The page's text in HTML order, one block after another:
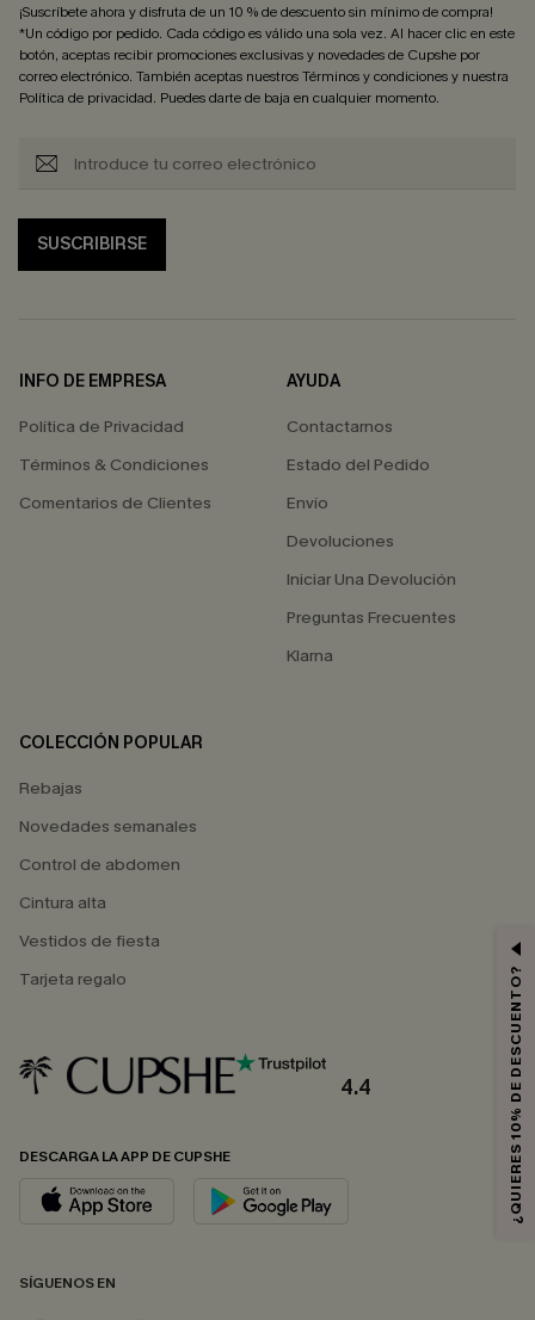
¡Suscríbete ahora y disfruta de un 10 % de descuento sin mínimo de compra!
*Un código por pedido. Cada código es válido una sola vez. Al hacer clic en este
botón, aceptas recibir promociones exclusivas y novedades de Cupshe por
correo electrónico. También aceptas nuestrosTérminos y condicionesy nuestra
Política de privacidad. Puedes darte de baja en cualquier momento.
SUSCRIBIRSE
INFO DE EMPRESA
Política de Privacidad
Términos & Condiciones
Comentarios de Clientes
AYUDA
Contactarnos
Estado del Pedido
Envío
Devoluciones
Iniciar Una Devolución
Preguntas Frecuentes
Klarna
COLECCIÓN POPULAR
Rebajas
Novedades semanales
Control de abdomen
Cintura alta
Vestidos de fiesta
Tarjeta regalo
4.4
DESCARGA LA APP DE CUPSHE
SÍGUENOS EN
¿QUIERES 10% DE DESCUENTO?